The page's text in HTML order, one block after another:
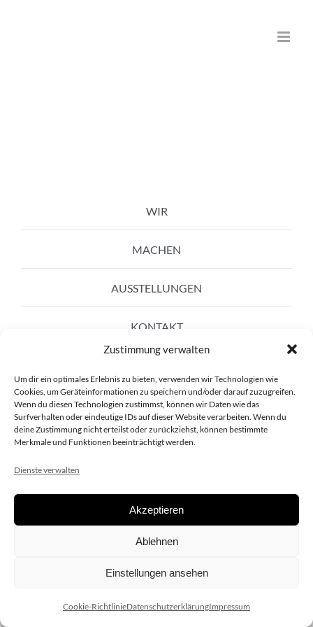
Zustimmung verwalten
Um dir ein optimales Erlebnis zu bieten, verwenden wir Technologien wie
Cookies, um Geräteinformationen zu speichern und/oder darauf zuzugreifen.
Wenn du diesen Technologien zustimmst, können wir Daten wie das
Surfverhalten oder eindeutige IDs auf dieser Website verarbeiten. Wenn du
deine Zustimmung nicht erteilst oder zurückziehst, können bestimmte
Merkmale und Funktionen beeinträchtigt werden.
Dienste verwalten
Akzeptieren
Ablehnen
Einstellungen ansehen
Cookie-RichtlinieDatenschutzerklärungImpressum
WIR
MACHEN
AUSSTELLUNGEN
KONTAKT
Copyright 2020 dieSCHAUsteller.at |Datenschützerklärung|
| Design:www.ARGEntur.at